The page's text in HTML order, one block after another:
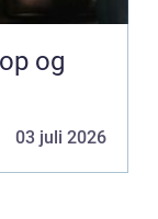
03 juli 2026